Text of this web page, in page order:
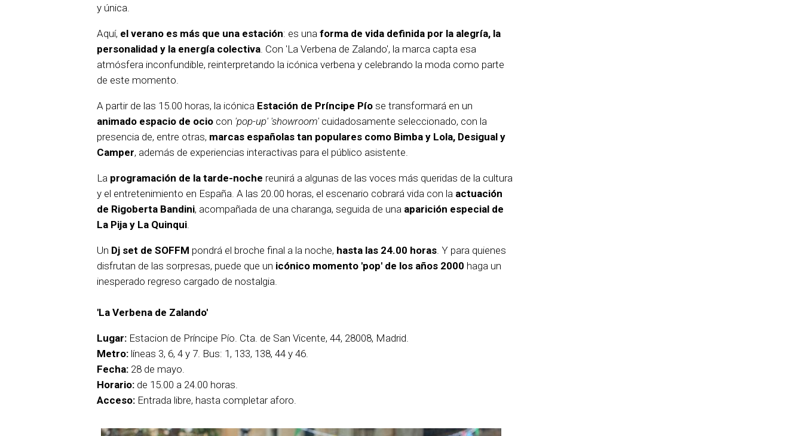
y única.
Aquí, el verano es más que una estación: es una forma de vida definida por la alegría, la
personalidad y la energía colectiva. Con 'La Verbena de Zalando', la marca capta esa
atmósfera inconfundible, reinterpretando la icónica verbena y celebrando la moda como parte
de este momento.
A partir de las 15.00 horas, la icónica Estación de Príncipe Pío se transformará en un
animado espacio de ocio con 'pop-up' 'showroom' cuidadosamente seleccionado, con la
presencia de, entre otras, marcas españolas tan populares como Bimba y Lola, Desigual y
Camper, además de experiencias interactivas para el público asistente.
La programación de la tarde-noche reunirá a algunas de las voces más queridas de la cultura
y el entretenimiento en España. A las 20.00 horas, el escenario cobrará vida con la actuación
de Rigoberta Bandini, acompañada de una charanga, seguida de una aparición especial de
La Pija y La Quinqui.
Un Dj set de SOFFM pondrá el broche final a la noche, hasta las 24.00 horas. Y para quienes
disfrutan de las sorpresas, puede que un icónico momento 'pop' de los años 2000 haga un
inesperado regreso cargado de nostalgia.
'La Verbena de Zalando'
Lugar: Estacion de Príncipe Pío. Cta. de San Vicente, 44, 28008, Madrid.
Metro: líneas 3, 6, 4 y 7. Bus: 1, 133, 138, 44 y 46.
Fecha: 28 de mayo.
Horario: de 15.00 a 24.00 horas.
Acceso: Entrada libre, hasta completar aforo.